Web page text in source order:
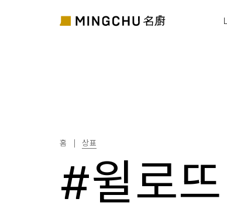
홈 상표
#윌로뜨